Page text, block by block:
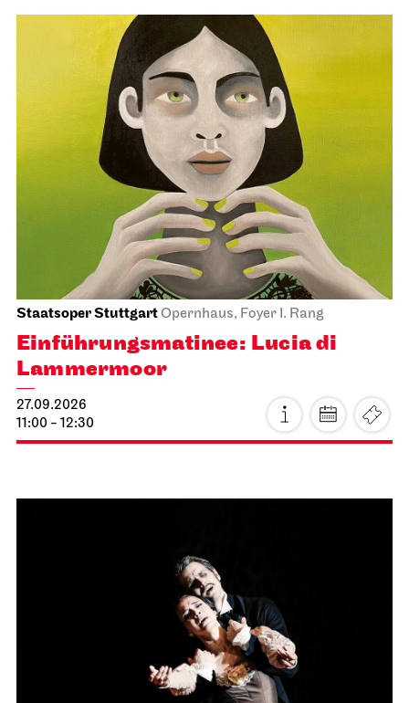
Staatsoper StuttgartOpernhaus, Foyer I. Rang
Einführungs­matinee: Lucia di
Lammermoor
27.09.2026
11:00 - 12:30